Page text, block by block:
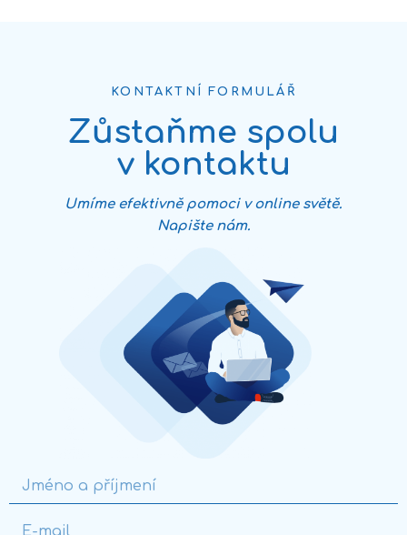
KONTAKTNÍ FORMULÁŘ
Zůstaňme spolu
v kontaktu
Umíme efektivně pomoci v online světě.
Napište nám.